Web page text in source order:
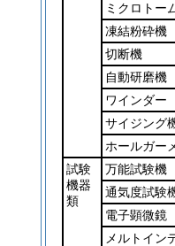
ミクロトー
凍結粉砕機
切断機
自動研磨機
ワインダー
サイジング
ホールガー
試験
機器
類
万能試験機
通気度試験
電子顕微鏡
メルトイン